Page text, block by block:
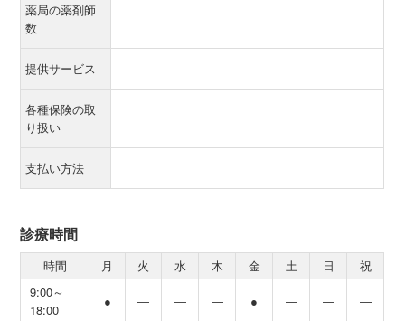
薬局の薬剤師
数
提供サービス
各種保険の取
り扱い
支払い方法
診療時間
時間 月 火 水 木 金 土 日
祝
9:00～
18:00
● ― ― ― ● ― ― ―